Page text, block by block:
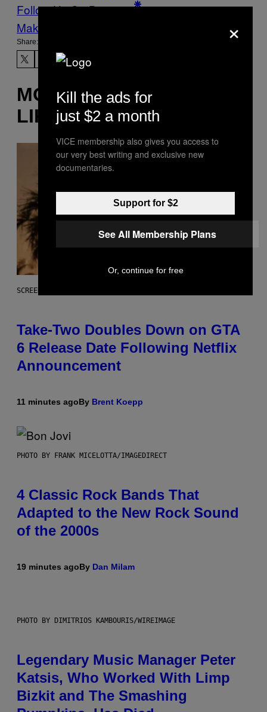
Follow Us On Discover
Make Us Preferred In Top Stories
Share:
MORE
LIKE THIS
SCREENSHOT: ROCKSTAR GAMES
Take-Two Doubles Down on GTA
6 Release Date Following Netflix
Announcement
11 minutes agoBy Brent Koepp
PHOTO BY FRANK MICELOTTA/IMAGEDIRECT
4 Classic Rock Bands That
Adapted to the New Rock Sound
of the 2000s
19 minutes agoBy Dan Milam
PHOTO BY DIMITRIOS KAMBOURIS/WIREIMAGE
Legendary Music Manager Peter
Katsis, Who Worked With Limp
Bizkit and The Smashing
×
Kill the ads for
just $2 a month
VICE membership also gives you access to
our very best writing and exclusive new
documentaries.
Support for $2
See All Membership Plans
Or, continue for free